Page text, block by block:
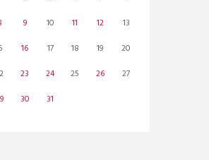
9 10 11 12
13
16 17 18 19
20
23 24 25 26
27
30 31